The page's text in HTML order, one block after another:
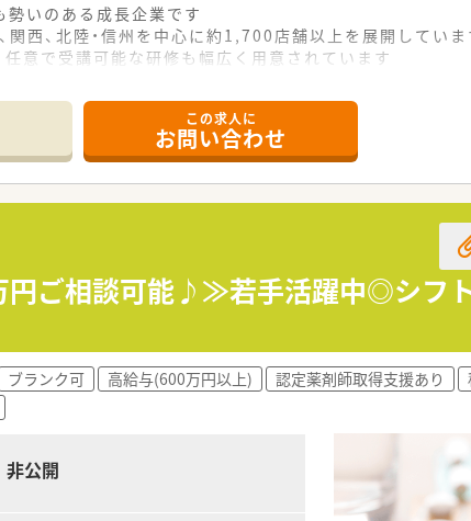
いのある成長企業です
西、北陸・信州を中心に約1,700店舗以上を展開していま
意で受講可能な研修も幅広く用意されています
ちらかの働き方を選択できます
」「敷地内薬局」「訪問調剤特化型店舗」など様々な店舗
舗」を50店舗以上、無菌調剤室は業界最多の51店舗設置し
大規模法人部門）認定」等を取得し一人ひとりが働きや
度等があるのも特徴です
この求人に
お問い合わせ
円ご相談可能♪≫若手活躍中◎シフ
ブランク可 高給与(600万円以上) 認定薬剤師取得支援あり
非公開